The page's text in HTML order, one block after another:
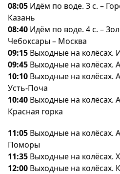
08:05 Идём по воде. 3 с. –
Казань
08:40 Идём по воде. 4 с. –
Чебоксары – Москва
09:15 ыходные на колёсах.
09:45 ыходные на колёсах.
10:10 ыходные на колёсах.
Усть-Поча
10:40 ыходные на колёсах.
Красная горка
11:05 ыходные на колёсах.
Поморы
11:35 ыходные на колёсах.
12:00 ыходные на колёсах.